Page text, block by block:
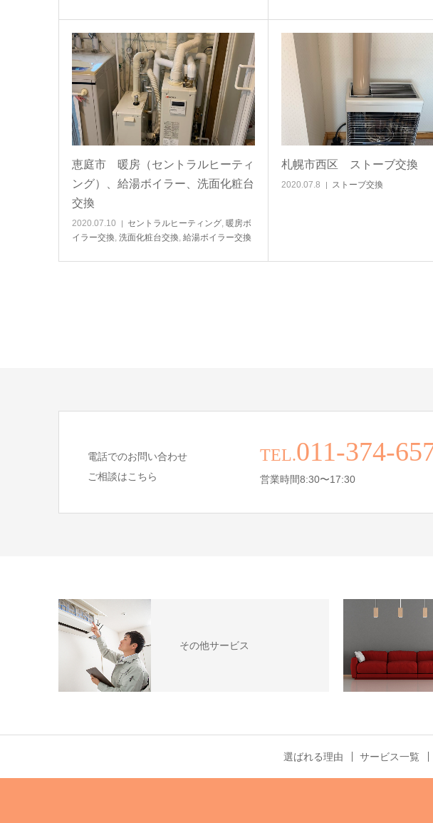
恵庭市 暖房（セントラルヒーティ
ング）、給湯ボイラー、洗面化粧台
交換
2020.07.10 セントラルヒーティング, 暖房ボ
イラー交換, 洗面化粧台交換, 給湯ボイラー交換
札幌市西区 ストーブ交換
2020.07.8 ストーブ交換
電話でのお問い合わせ
ご相談はこちら
TEL.011-374-
営業時間8:30〜17:30
その他サービス
選ばれる理由 サービス一覧